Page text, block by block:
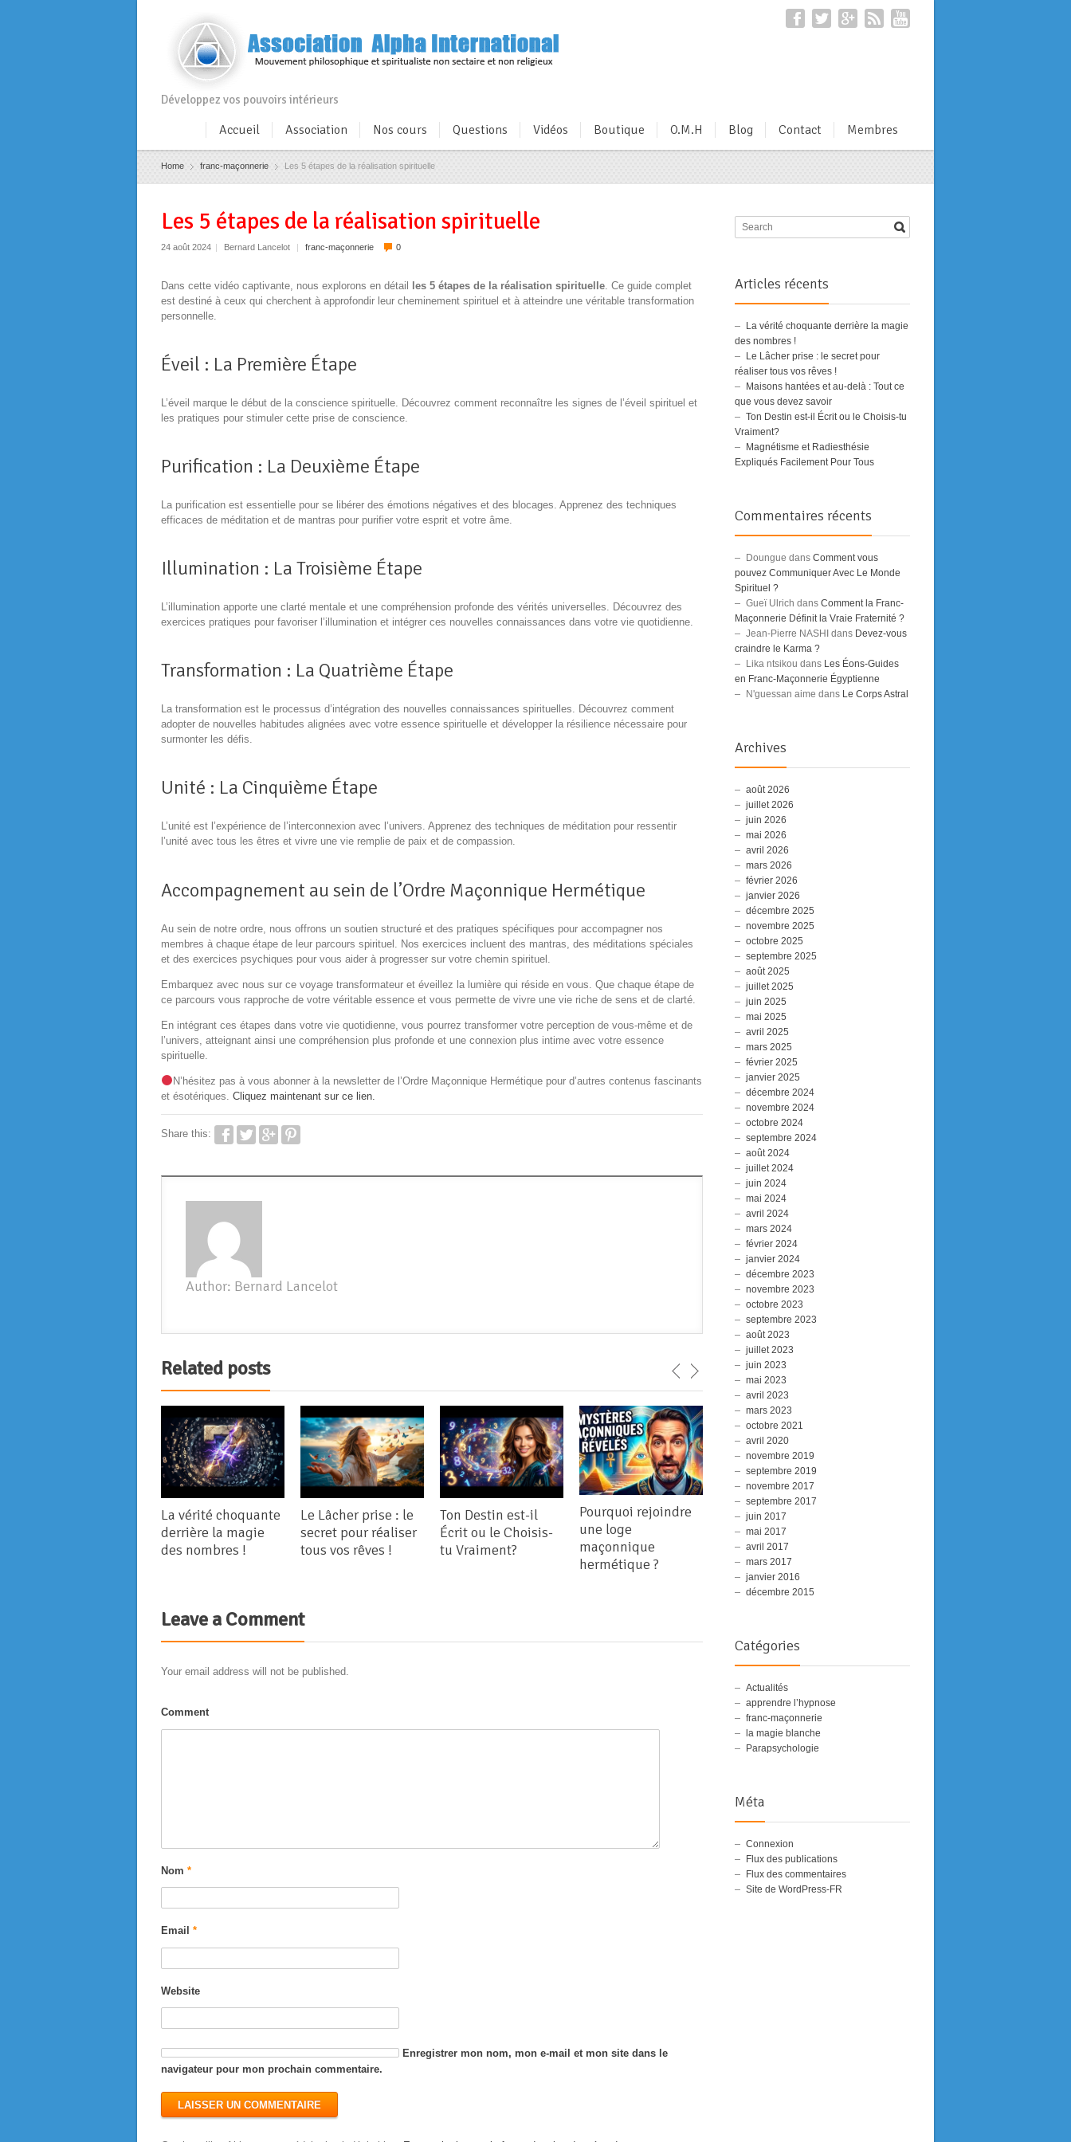
Développez vos pouvoirs intérieurs
Accueil Association Nos cours Questions Vidéos Boutique O.M.H Blog Contact Membres
Home franc-maçonnerie Les 5 étapes de la réalisation spirituelle
Les 5 étapes de la réalisation spirituelle
24 août 2024 | Bernard Lancelot | franc-maçonnerie 0
Dans cette vidéo captivante, nous explorons en détail les 5 étapes de la réalisation spirituelle. Ce guide complet
est destiné à ceux qui cherchent à approfondir leur cheminement spirituel et à atteindre une véritable transformation
personnelle.
Éveil : La Première Étape
L’éveil marque le début de la conscience spirituelle. Découvrez comment reconnaître les signes de l’éveil spirituel et
les pratiques pour stimuler cette prise de conscience.
Purification : La Deuxième Étape
La purification est essentielle pour se libérer des émotions négatives et des blocages. Apprenez des techniques
efficaces de méditation et de mantras pour purifier votre esprit et votre âme.
Illumination : La Troisième Étape
L’illumination apporte une clarté mentale et une compréhension profonde des vérités universelles. Découvrez des
exercices pratiques pour favoriser l’illumination et intégrer ces nouvelles connaissances dans votre vie quotidienne.
Transformation : La Quatrième Étape
La transformation est le processus d’intégration des nouvelles connaissances spirituelles. Découvrez comment
adopter de nouvelles habitudes alignées avec votre essence spirituelle et développer la résilience nécessaire pour
surmonter les défis.
Unité : La Cinquième Étape
L’unité est l’expérience de l’interconnexion avec l’univers. Apprenez des techniques de méditation pour ressentir
l’unité avec tous les êtres et vivre une vie remplie de paix et de compassion.
Accompagnement au sein de l’Ordre Maçonnique Hermétique
Au sein de notre ordre, nous offrons un soutien structuré et des pratiques spécifiques pour accompagner nos
membres à chaque étape de leur parcours spirituel. Nos exercices incluent des mantras, des méditations spéciales
et des exercices psychiques pour vous aider à progresser sur votre chemin spirituel.
Embarquez avec nous sur ce voyage transformateur et éveillez la lumière qui réside en vous. Que chaque étape de
ce parcours vous rapproche de votre véritable essence et vous permette de vivre une vie riche de sens et de clarté.
En intégrant ces étapes dans votre vie quotidienne, vous pourrez transformer votre perception de vous-même et de
l’univers, atteignant ainsi une compréhension plus profonde et une connexion plus intime avec votre essence
spirituelle.
N’hésitez pas à vous abonner à la newsletter de l’Ordre Maçonnique Hermétique pour d’autres contenus fascinants
et ésotériques. Cliquez maintenant sur ce lien.
Share this:
Author: Bernard Lancelot
Related posts
La vérité choquante
derrière la magie
des nombres !
Le Lâcher prise : le
secret pour réaliser
tous vos rêves !
Ton Destin est-il
Écrit ou le Choisis-
tu Vraiment?
Pourquoi rejoindre
une loge
maçonnique
hermétique ?
Pourquoi la
Tradition
Primordiale Est Si
Importante
Leave a Comment
Your email address will not be published.
Comment
Nom *
Email *
Website
Enregistrer mon nom, mon e-mail et mon site dans le
navigateur pour mon prochain commentaire.
Articles récents
La vérité choquante derrière la magie
des nombres !
Le Lâcher prise : le secret pour
réaliser tous vos rêves !
Maisons hantées et au-delà : Tout ce
que vous devez savoir
Ton Destin est-il Écrit ou le Choisis-tu
Vraiment?
Magnétisme et Radiesthésie
Expliqués Facilement Pour Tous
Commentaires récents
Doungue dans Comment vous
pouvez Communiquer Avec Le Monde
Spirituel ?
Gueï Ulrich dans Comment la Franc-
Maçonnerie Définit la Vraie Fraternité ?
Jean-Pierre NASHI dans Devez-vous
craindre le Karma ?
Lika ntsikou dans Les Éons-Guides
en Franc-Maçonnerie Égyptienne
N'guessan aime dans Le Corps Astral
Archives
août 2026
juillet 2026
juin 2026
mai 2026
avril 2026
mars 2026
février 2026
janvier 2026
décembre 2025
novembre 2025
octobre 2025
septembre 2025
août 2025
juillet 2025
juin 2025
mai 2025
avril 2025
mars 2025
février 2025
janvier 2025
décembre 2024
novembre 2024
octobre 2024
septembre 2024
août 2024
juillet 2024
juin 2024
mai 2024
avril 2024
mars 2024
février 2024
janvier 2024
décembre 2023
novembre 2023
octobre 2023
septembre 2023
août 2023
juillet 2023
juin 2023
mai 2023
avril 2023
mars 2023
octobre 2021
avril 2020
novembre 2019
septembre 2019
novembre 2017
septembre 2017
juin 2017
mai 2017
avril 2017
mars 2017
janvier 2016
décembre 2015
Catégories
Actualités
apprendre l’hypnose
franc-maçonnerie
la magie blanche
Parapsychologie
Méta
Connexion
Flux des publications
Flux des commentaires
Site de WordPress-FR